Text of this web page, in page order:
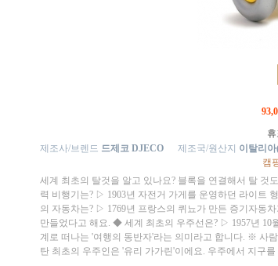
제조사/브렌드 드제코 DJECO 제조국/원산지 이탈리
캠
세계 최초의 탈것을 알고 있나요? 블록을 연결해서 탈
력 비행기는? ▷ 1903년 자전거 가게를 운영하던 라이트
의 자동차는? ▷ 1769년 프랑스의 퀴뇨가 만든 증기자동
만들었다고 해요. ◆ 세계 최초의 우주선은? ▷ 1957년 10
계로 떠나는 '여행의 동반자'라는 의미라고 합니다. ※ 사
탄 최초의 우주인은 '유리 가가린'이에요. 우주에서 지구